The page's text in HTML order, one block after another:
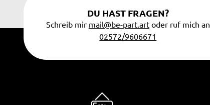
DU HAST FRAGEN?
Schreib mir mail@be-part.artoder ruf mich an
02572/9606671